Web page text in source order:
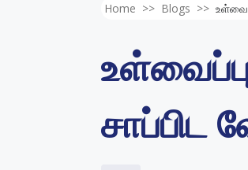
Home >> Blogs >>
சாப்பிட